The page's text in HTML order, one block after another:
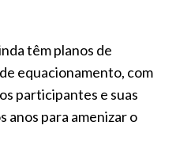
têm planos de
equacionamento, com
participantes e suas
anos para amenizar o